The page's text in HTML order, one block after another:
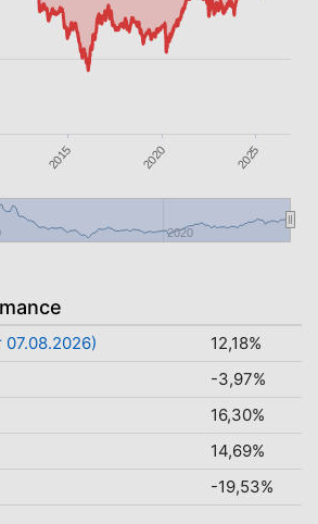
2015 2020 2025
2020
12,18%
-3,97%
16,30%
14,69%
-19,53%